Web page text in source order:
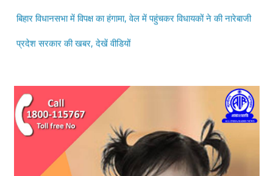
प्रदेश सरकार की खबर, देखें वीडियों